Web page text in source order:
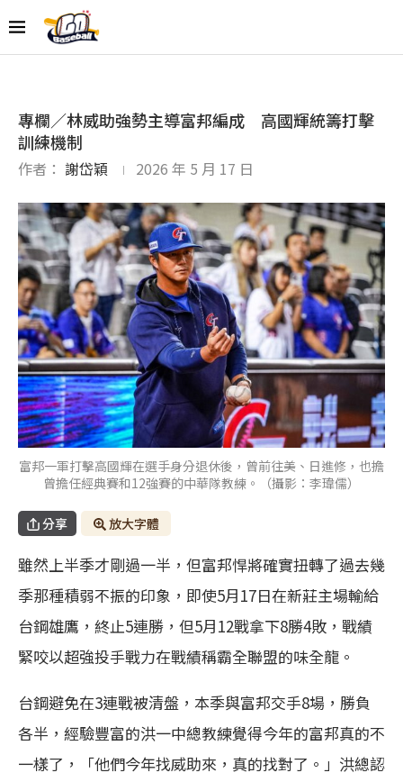
專欄／林威助強勢主導富邦編成 高國輝統籌打擊
訓練機制
作者： 謝岱穎 2026 年 5 月 17 日
富邦一軍打擊高國輝在選手身分退休後，曾前往美、日進修，也擔
曾擔任經典賽和12強賽的中華隊教練。（攝影：李瑋儒）
分享 放大字體
雖然上半季才剛過一半，但富邦悍將確實扭轉了過去幾
季那種積弱不振的印象，即使5月17日在新莊主場輸給
台鋼雄鷹，終止5連勝，但5月12戰拿下8勝4敗，戰績
緊咬以超強投手戰力在戰績稱霸全聯盟的味全龍。
台鋼避免在3連戰被清盤，本季與富邦交手8場，勝負
各半，經驗豐富的洪一中總教練覺得今年的富邦真的不
一樣了，「他們今年找威助來，真的找對了。」洪總認